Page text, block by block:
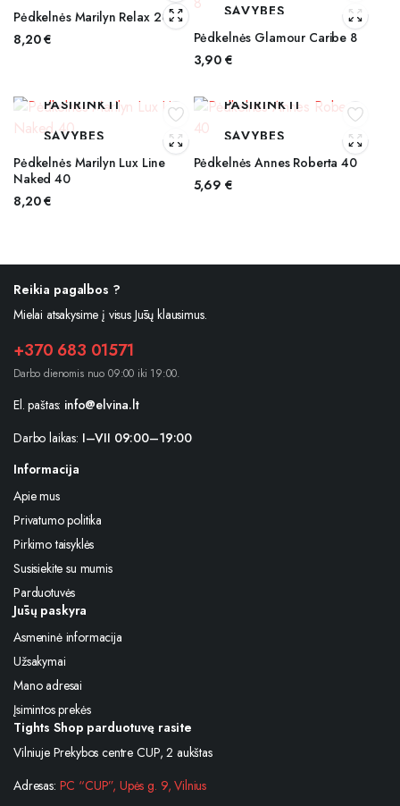
Pėdkelnės Marilyn Relax 20
8,20€
SAVYBES
Pėdkelnės Glamour Caribe 8
3,90 €
PASIRINKTI
SAVYBES
Pėdkelnės Marilyn Lux Line
Naked 40
8,20€
PASIRINKTI
SAVYBES
Pėdkelnės Annes Roberta 40
5,69 €
Reikia pagalbos ?
Mielai atsakysime į visus Jūsų klausimus.
+370 683 01571
Darbo dienomis nuo 09:00 iki 19:00.
El. paštas: info@elvina.lt
Darbo laikas: I–VII 09:00–19:00
Informacija
Apie mus
Privatumo politika
Pirkimo taisyklės
Susisiekite su mumis
Parduotuvės
Jūsų paskyra
Asmeninė informacija
Užsakymai
Mano adresai
Įsimintos prekės
Tights Shop parduotuvę rasite
Vilniuje Prekybos centre CUP, 2 aukštas
Adresas: PC “CUP”, Upės g. 9, Vilnius